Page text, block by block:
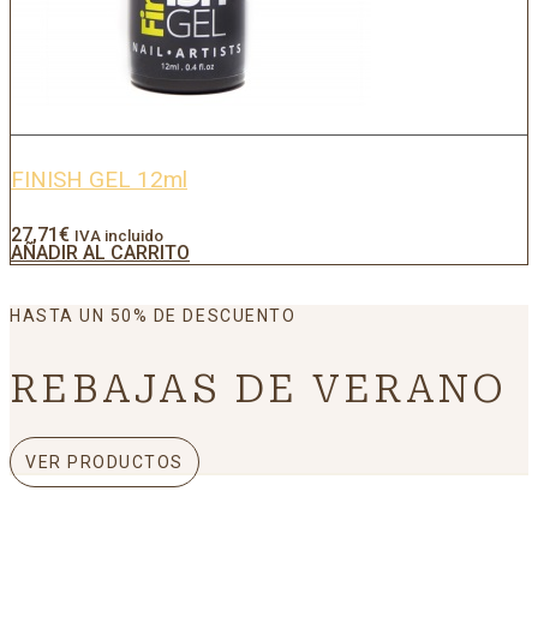
FINISH GEL 12ml
27,71 € IVA incluido
AÑADIR AL CARRITO
HASTA UN 50% DE DESCUENTO
REBAJAS DE VERANO
VER PRODUCTOS